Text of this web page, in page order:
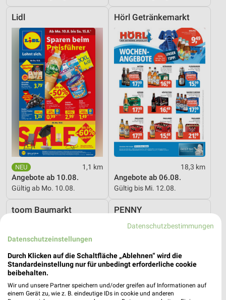
Lidl
1,1 km
Angebote ab 10.08.
Gültig ab Mo. 10.08.
Hörl Getränkemarkt
18,3 km
Angebote ab 06.08.
Gültig bis Mi. 12.08.
toom Baumarkt PENNY
Datenschutzbestimmungen
Datenschutzeinstellungen
Durch Klicken auf die Schaltfläche „Ablehnen“ wird die
Standardeinstellung nur für unbedingt erforderliche cookie
beibehalten.
Wir und unsere Partner speichern und/oder greifen auf Informationen auf
einem Gerät zu, wie z. B. eindeutige IDs in cookie und anderen